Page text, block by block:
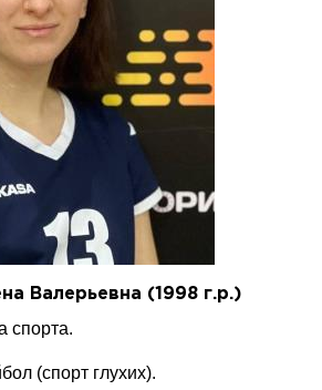
Валерьевна (1998 г.р.)
спорта.
(спорт глухих).